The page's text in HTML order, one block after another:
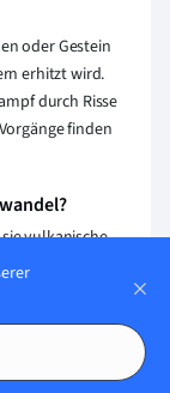
oder Gestein
erhitzt wird.
durch Risse
finden
vulkanische
durch